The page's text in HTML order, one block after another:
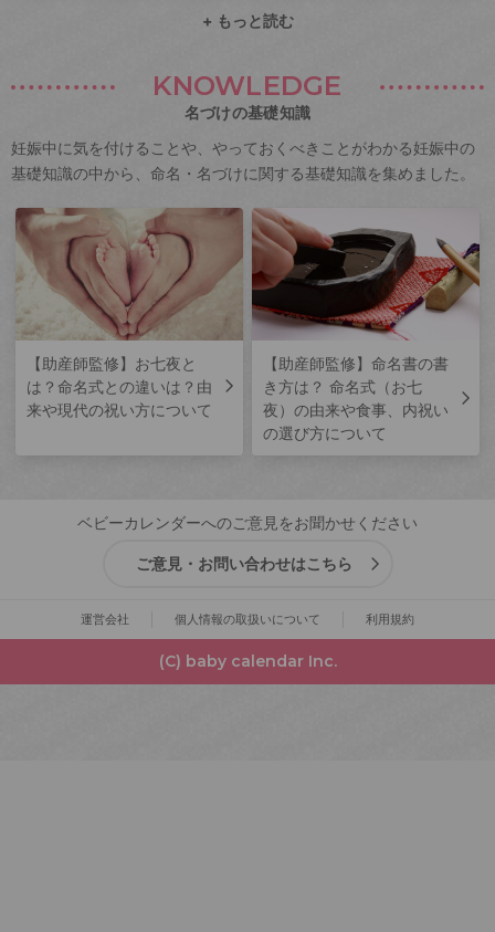
+ もっと読む
KNOWLEDGE
名づけの基礎知識
妊娠中に気を付けることや、やっておくべきことがわかる妊娠中の
基礎知識の中から、命名・名づけに関する基礎知識を集めました。
【助産師監修】お七夜と
は？命名式との違いは？由
来や現代の祝い方について
【助産師監修】命名書の書
き方は？ 命名式（お七
夜）の由来や食事、内祝い
の選び方について
ベビーカレンダーへのご意見をお聞かせください
ご意見・お問い合わせはこちら
運営会社 個人情報の取扱いについて 利用規約
(C) baby calendar Inc.